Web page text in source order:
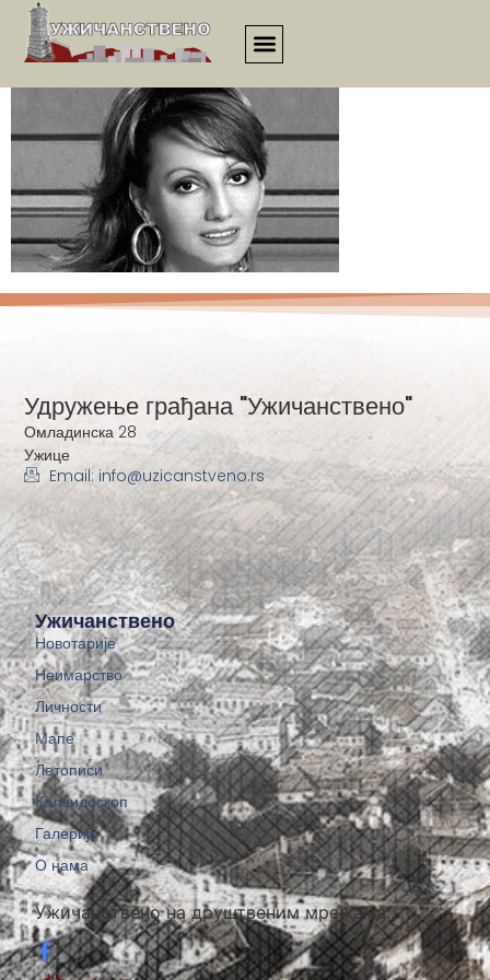
21vek_clanak_037
Ужичанствено на друштвеним мрежама:
Ужичанствено
Новотарије
Неимарство
Личности
Мапе
Летописи
Калеидоскоп
Галерије
О нама
Удружење грађана "Ужичанствено"
Омладинска 28
Ужице
Email: info@uzicanstveno.rs